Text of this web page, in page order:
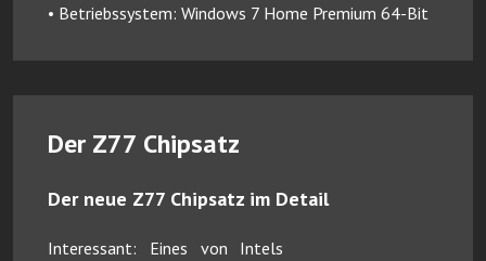
• Betriebssystem: Windows 7 Home Premium 64-Bit
Der Z77 Chipsatz
Der neue Z77 Chipsatz im Detail
Interessant: Eines von Intels